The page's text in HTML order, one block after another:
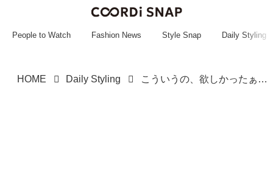
~~~~~~~~~~~
People to Watch Fashion News Style Snap Daily Styling
HOME Daily Styling こういうの、欲しかったぁああ！【ROPÉ PICNIC】楽なのに上品♡「低ヒールシューズ」